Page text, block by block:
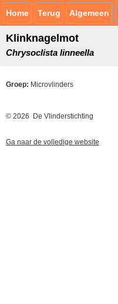
Home Terug Algemeen
Klinknagelmot
Chrysoclista linneella
Groep: Microvlinders
© 2026 De Vlinderstichting
Ga naar de volledige website